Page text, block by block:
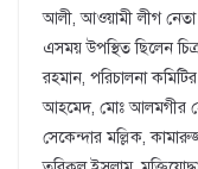
আলী, আওয়ামী লীগ
এসময় উপস্থিত ছিলেন
রহমান, পরিচালনা
আহমেদ, মোঃ আলমগীর
সেকেন্দার মল্লিক,